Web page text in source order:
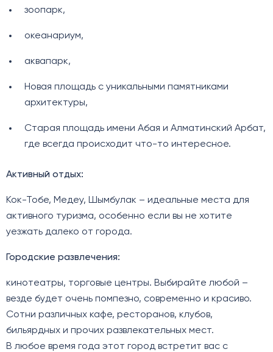
зоопарк,
океанариум,
аквапарк,
Новая площадь с уникальными памятниками
архитектуры,
Старая площадь имени Абая и Алматинский Арбат,
где всегда происходит что-то интересное.
Активный отдых:
Кок-Тобе, Медеу, Шымбулак – идеальные места для
активного туризма, особенно если вы не хотите
уезжать далеко от города.
Городские развлечения:
кинотеатры, торговые центры. Выбирайте любой –
везде будет очень помпезно, современно и красиво.
Сотни различных кафе, ресторанов, клубов,
бильярдных и прочих развлекательных мест.
В любое время года этот город встретит вас с